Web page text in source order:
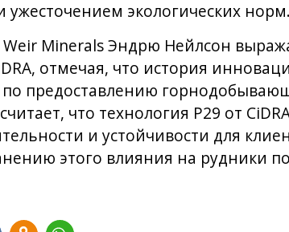
ужесточением экологических норм.
Minerals Эндрю Нейлсон
отмечая, что история
по предоставлению
что технология P29 от
и устойчивости для
этого влияния на рудники